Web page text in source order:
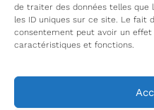
de traiter des données telles
les ID uniques sur ce site. Le fait
consentement peut avoir un
caractéristiques et fonctions.
Mentions légales
Politique de
Les Insatiables, une